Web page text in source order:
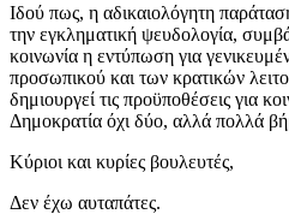
Ιδού πως, η αδικαιολόγητη
την εγκληματική ψευδολογία,
κοινωνία η εντύπωση για
προσωπικού και των κρατικών
δημιουργεί τις προϋποθέσεις για
Δημοκρατία όχι δύο, αλλά πολλά
Κύριοι και κυρίες βουλευτές,
Δεν έχω αυταπάτες.